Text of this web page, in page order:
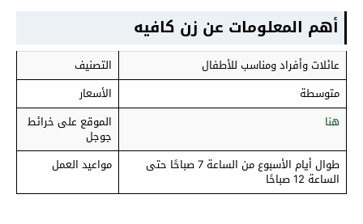
أهم المعلومات عن زن كافيه
عائلات وأفراد ومناسب للأطفال
التصنيف
متوسطة
الأسعار
هنا
الموقع على خرائط
جوجل
طوال أيام الأسبوع من الساعة 7 صباحًا حتى
الساعة 12 صباحًا
مواعيد العمل